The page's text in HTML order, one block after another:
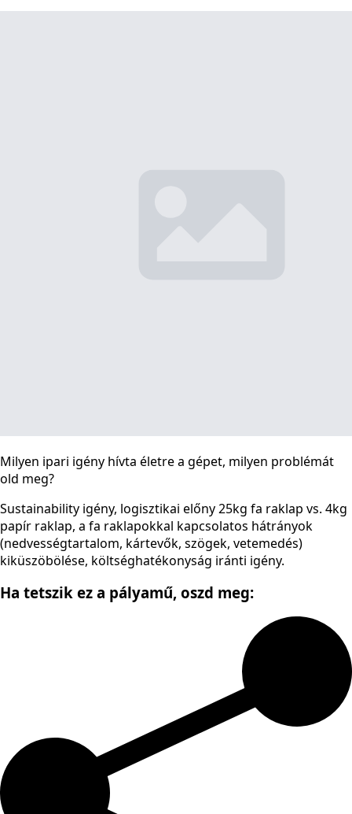
Milyen ipari igény hívta életre a gépet, milyen problémát
old meg?
Sustainability igény, logisztikai előny 25kg fa raklap vs. 4kg
papír raklap, a fa raklapokkal kapcsolatos hátrányok
(nedvességtartalom, kártevők, szögek, vetemedés)
kiküszöbölése, költséghatékonyság iránti igény.
Ha tetszik ez a pályamű, oszd meg: